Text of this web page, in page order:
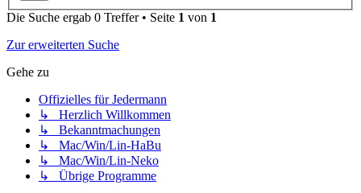
Die Suche ergab 0 Treffer • Seite 1 von 1
Zur erweiterten Suche
Gehe zu
Offizielles für Jedermann
↳ Herzlich Willkommen
↳ Bekanntmachungen
↳ Mac/Win/Lin-HaBu
↳ Mac/Win/Lin-Neko
↳ Übrige Programme